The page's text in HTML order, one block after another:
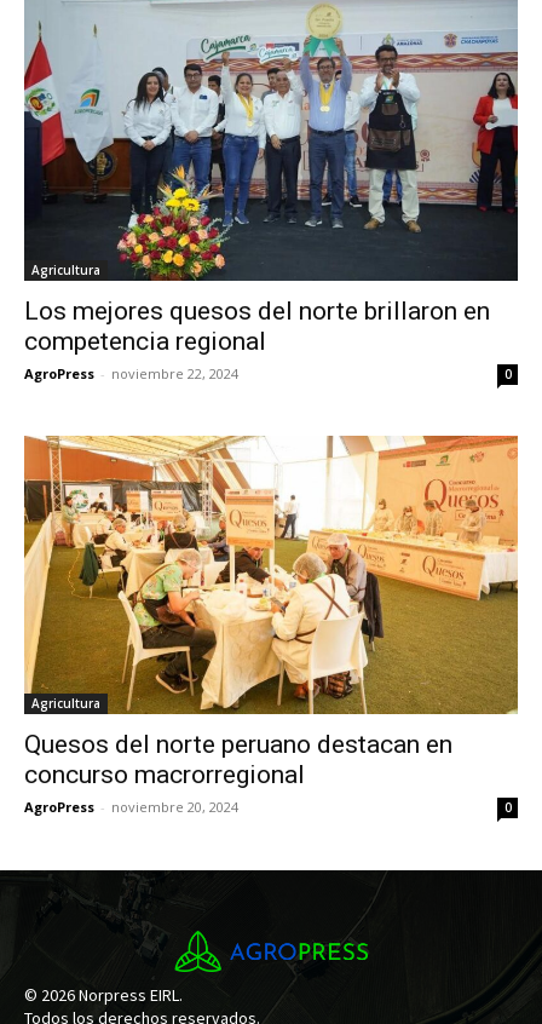
Agricultura
Los mejores quesos del norte brillaron en
competencia regional
AgroPress - noviembre 22, 2024 0
Agricultura
Quesos del norte peruano destacan en
concurso macrorregional
AgroPress - noviembre 20, 2024 0
© 2026 Norpress EIRL.
Todos los derechos reservados.